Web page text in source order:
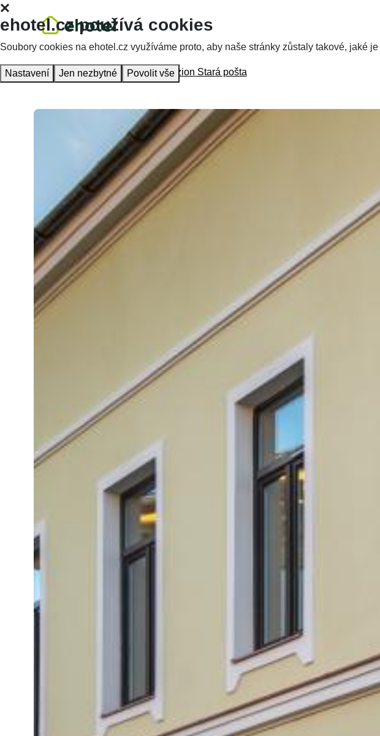
Homepage Accommodation Penzion Stará pošta
ehotel.cz používá cookies
Soubory cookies na ehotel.cz využíváme proto, aby naše stránky zůstaly takové, jaké
Nastavení Jen nezbytné Povolit vše